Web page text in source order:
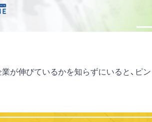
業が伸びているかを知らずにいると、ピ